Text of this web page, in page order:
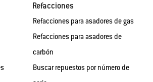
Refacciones
Refacciones para asadores de gas
Refacciones para asadores de
carbón
Buscar repuestos por número de